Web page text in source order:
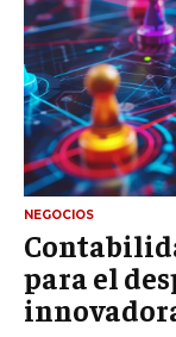
NEGOCIOS
para el